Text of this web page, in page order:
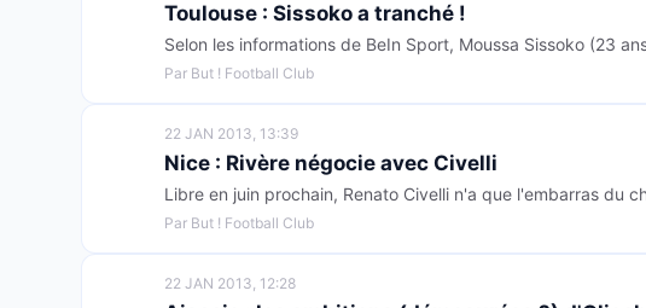
Toulouse : Sissoko a tranché !
Selon les informations de BeIn Sport, Moussa Sissoko (23
Par But ! Football Club
22 JAN 2013, 13:39
Nice : Rivère négocie avec Civelli
Libre en juin prochain, Renato Civelli n'a que l'embarras du
Par But ! Football Club
22 JAN 2013, 12:28